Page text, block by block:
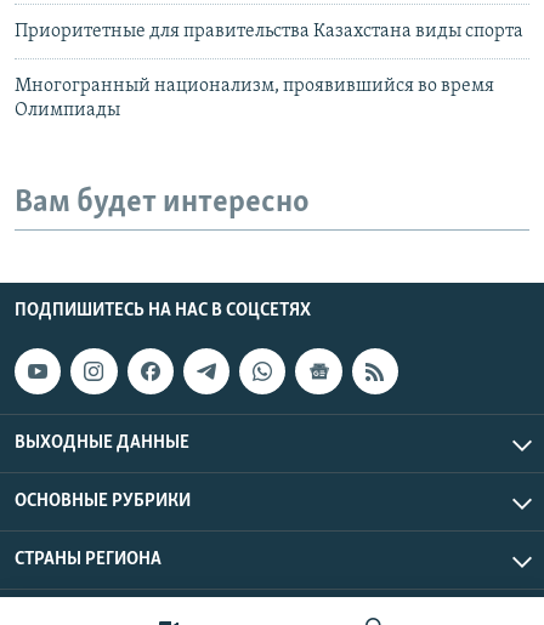
Приоритетные для правительства Казахстана виды спорта
Многогранный национализм, проявившийся во время
Олимпиады
Вам будет интересно
ПОДПИШИТЕСЬ НА НАС В СОЦСЕТЯХ
ВЫХОДНЫЕ ДАННЫЕ
ОСНОВНЫЕ РУБРИКИ
СТРАНЫ РЕГИОНА